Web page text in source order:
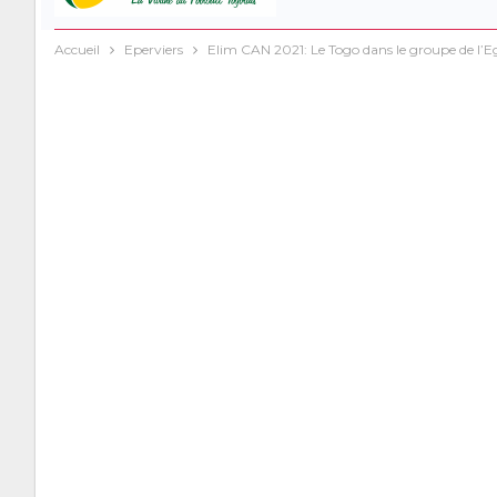
Accueil Eperviers Elim CAN 2021: Le Togo dans le groupe de